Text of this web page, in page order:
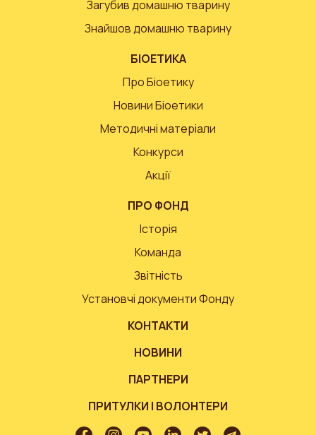
Загубив домашню тварину
Знайшов домашню тварину
БІОЕТИКА
Про Біоетику
Новини Біоетики
Методичні матеріали
Конкурси
Акції
ПРО ФОНД
Історія
Команда
Звітність
Установчі документи Фонду
КОНТАКТИ
НОВИНИ
ПАРТНЕРИ
ПРИТУЛКИ І ВОЛОНТЕРИ